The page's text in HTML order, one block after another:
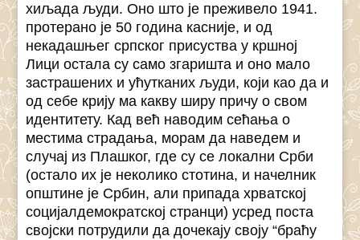
хиљада људи. Оно што је преживело 1941.
протерано је 50 година касније, и од
некадашњег српског присуства у кршној
Лици остала су само згаришта и оно мало
застрашених и ућутканих људи, који као да и
од себе крију ма какву ширу причу о свом
идентитету. Кад већ наводим сећања о
местима страдања, морам да наведем и
случај из Плашког, где су се локални Срби
(остало их је неколико стотина, и начелник
општине је Србин, али припада хрватској
социјалдемократској странци) усред поста
својски потрудили да дочекају своју “браћу